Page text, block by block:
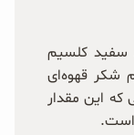
سفید کلسیم
به‌طوری‌که در هر ۱۰۰ گرم شکر قهوه‌ای
که این مقدار